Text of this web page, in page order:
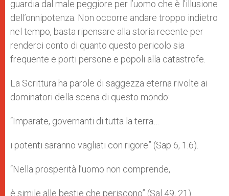
guardia dal male peggiore per l’uomo che è l’illusione
dell’onnipotenza. Non occorre andare troppo indietro
nel tempo, basta ripensare alla storia recente per
renderci conto di quanto questo pericolo sia
frequente e porti persone e popoli alla catastrofe.
La Scrittura ha parole di saggezza eterna rivolte ai
dominatori della scena di questo mondo:
“Imparate, governanti di tutta la terra…
i potenti saranno vagliati con rigore” (Sap 6, 1.6).
“Nella prosperità l’uomo non comprende,
è simile alle bestie che periscono” (Sal 49, 21).